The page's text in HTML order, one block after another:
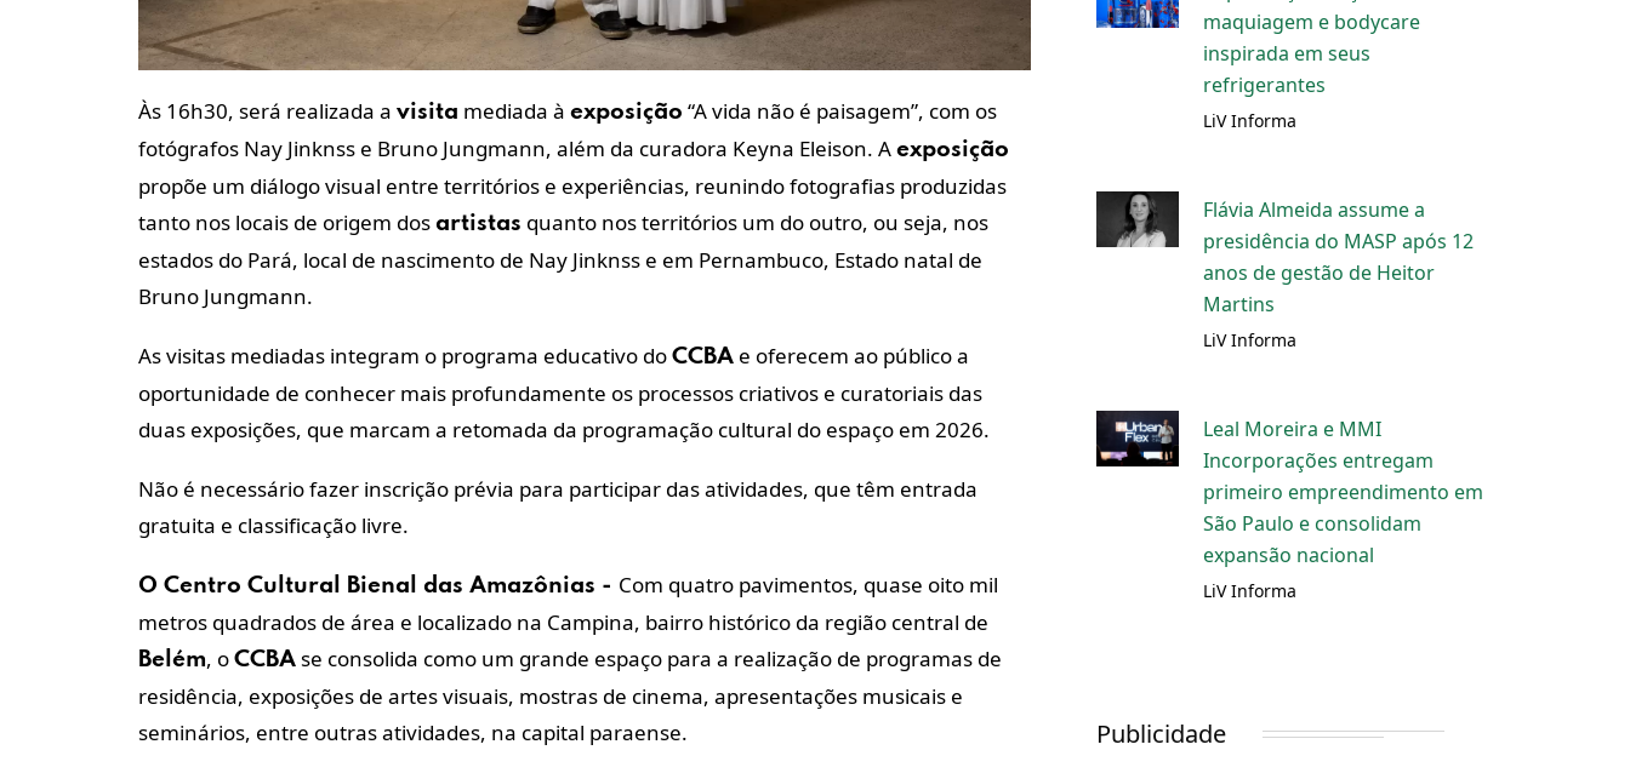
Às 16h30, será realizada a visita mediada à exposição “A vida não é paisagem”, com os
fotógrafos Nay Jinknss e Bruno Jungmann, além da curadora Keyna Eleison. A exposição
propõe um diálogo visual entre territórios e experiências, reunindo fotografias produzidas
tanto nos locais de origem dos artistas quanto nos territórios um do outro, ou seja, nos
estados do Pará, local de nascimento de Nay Jinknss e em Pernambuco, Estado natal de
Bruno Jungmann.
As visitas mediadas integram o programa educativo do CCBA e oferecem ao público a
oportunidade de conhecer mais profundamente os processos criativos e curatoriais das
duas exposições, que marcam a retomada da programação cultural do espaço em 2026.
Não é necessário fazer inscrição prévia para participar das atividades, que têm entrada
gratuita e classificação livre.
O Centro Cultural Bienal das Amazônias - Com quatro pavimentos, quase oito mil
metros quadrados de área e localizado na Campina, bairro histórico da região central de
Belém, o CCBA se consolida como um grande espaço para a realização de programas de
residência, exposições de artes visuais, mostras de cinema, apresentações musicais e
seminários, entre outras atividades, na capital paraense.
maquiagem e bodycare
inspirada em seus
refrigerantes
LiV Informa
Flávia Almeida assume a
presidência do MASP após 12
anos de gestão de Heitor
Martins
LiV Informa
Leal Moreira e MMI
Incorporações entregam
primeiro empreendimento em
São Paulo e consolidam
expansão nacional
LiV Informa
Publicidade